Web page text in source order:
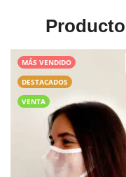
MÁS VENDIDO
DESTACADOS
VENTA